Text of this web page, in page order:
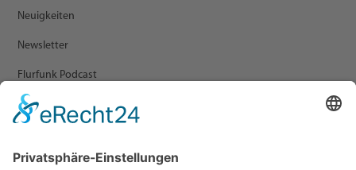
Neuigkeiten
Newsletter
Flurfunk Podcast
Presse